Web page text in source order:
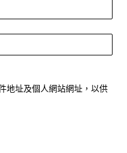
地址及個人網站網址，以供